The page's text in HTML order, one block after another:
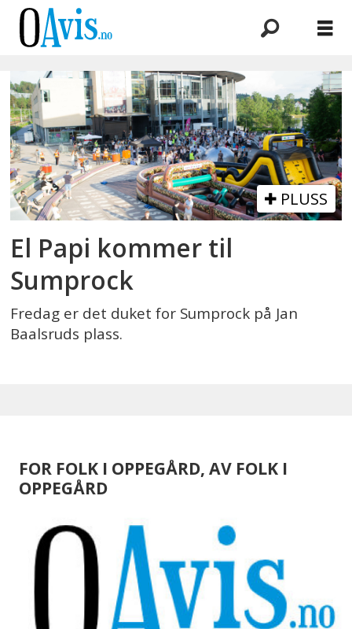
Emne:
el
papi
PLUSS
El Papi kommer til
Sumprock
Fredag er det duket for Sumprock på Jan
Baalsruds plass.
FOR FOLK I OPPEGÅRD, AV FOLK I
OPPEGÅRD